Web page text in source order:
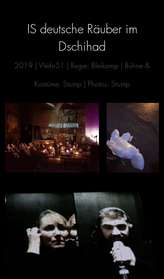
IS deutsche Räuber im
Dschihad
20 19 | Wehr51 | Regie: Bleikamp | Bühne &
Kostüme: Stump | Photos: Stump